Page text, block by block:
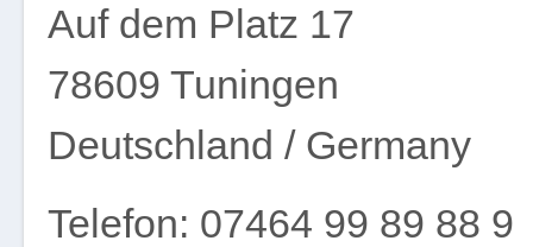
Auf dem Platz 17
78609 Tuningen
Deutschland / Germany
Telefon: 07464 99 89 88 9